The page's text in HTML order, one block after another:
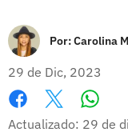
Por:Carolina
29 de Dic, 2023
Facebook
X
Actualizado: 29 de